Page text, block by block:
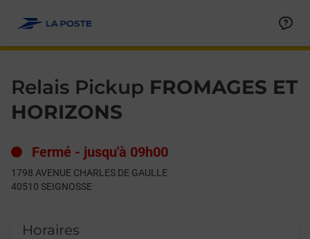
Relais Pickup FROMAGES ET
HORIZONS
Fermé - jusqu'à 09h00
1798 AVENUE CHARLES DE GAULLE
40510 SEIGNOSSE
Horaires